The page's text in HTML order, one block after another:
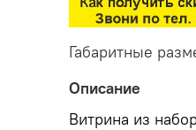
Габаритные
Описание
Витрина из